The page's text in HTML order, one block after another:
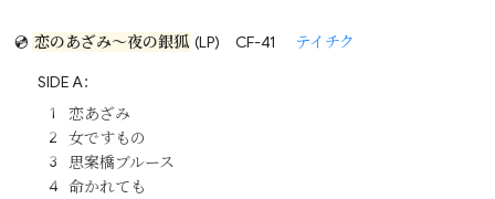
💿 恋のあざみ～夜の銀狐 (LP)CF-41
テイチク
SIDE A：
恋あざみ
女ですもの
思案橋ブルース
命かれても